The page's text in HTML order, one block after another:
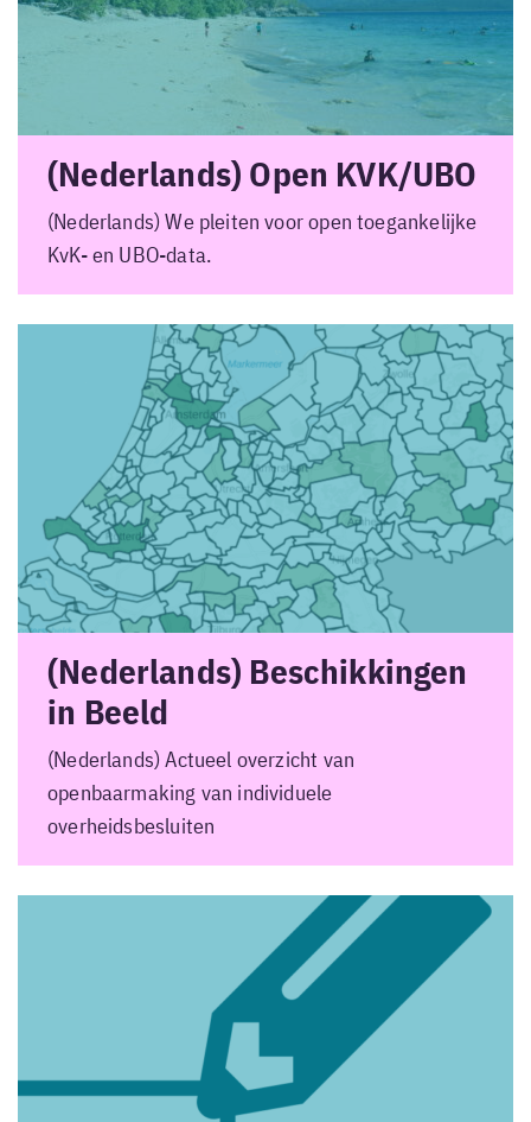
(Nederlands) Open KVK/UBO
(Nederlands) We pleiten voor open toegankelijke
KvK- en UBO-data.
(Nederlands) Beschikkingen
in Beeld
(Nederlands) Actueel overzicht van
openbaarmaking van individuele
overheidsbesluiten